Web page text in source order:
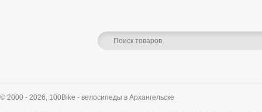
© 2000 - 2026, 100Bike - велосипеды в Архангельске